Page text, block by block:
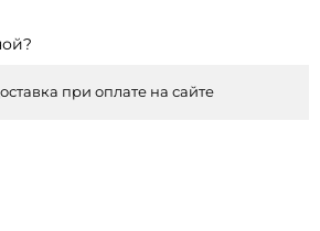
при оплате на сайте